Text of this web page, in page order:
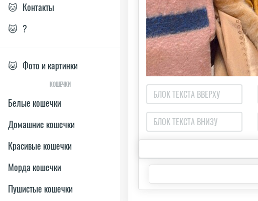
🐱 Контакты
🐱 ?
🐱 Фото и картинки
КОШЕЧКИ
Белые кошечки
Домашние кошечки
Красивые кошечки
Морда кошечки
Пушистые кошечки